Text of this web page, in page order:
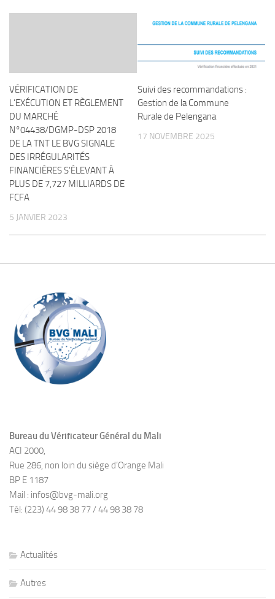
VÉRIFICATION DE
L’EXÉCUTION ET RÈGLEMENT
DU MARCHÉ
N°04438/DGMP-DSP 2018
DE LA TNT LE BVG SIGNALE
DES IRRÉGULARITÉS
FINANCIÈRES S’ÉLEVANT À
PLUS DE 7,727 MILLIARDS DE
FCFA
5 JANVIER 2023
Suivi des recommandations :
Gestion de la Commune
Rurale de Pelengana
17 NOVEMBRE 2025
Bureau du Vérificateur Général du Mali
ACI 2000,
Rue 286, non loin du siège d’Orange Mali
BP E 1187
Mail : infos@bvg-mali.org
Tél: (223) 44 98 38 77 / 44 98 38 78
Actualités
Autres